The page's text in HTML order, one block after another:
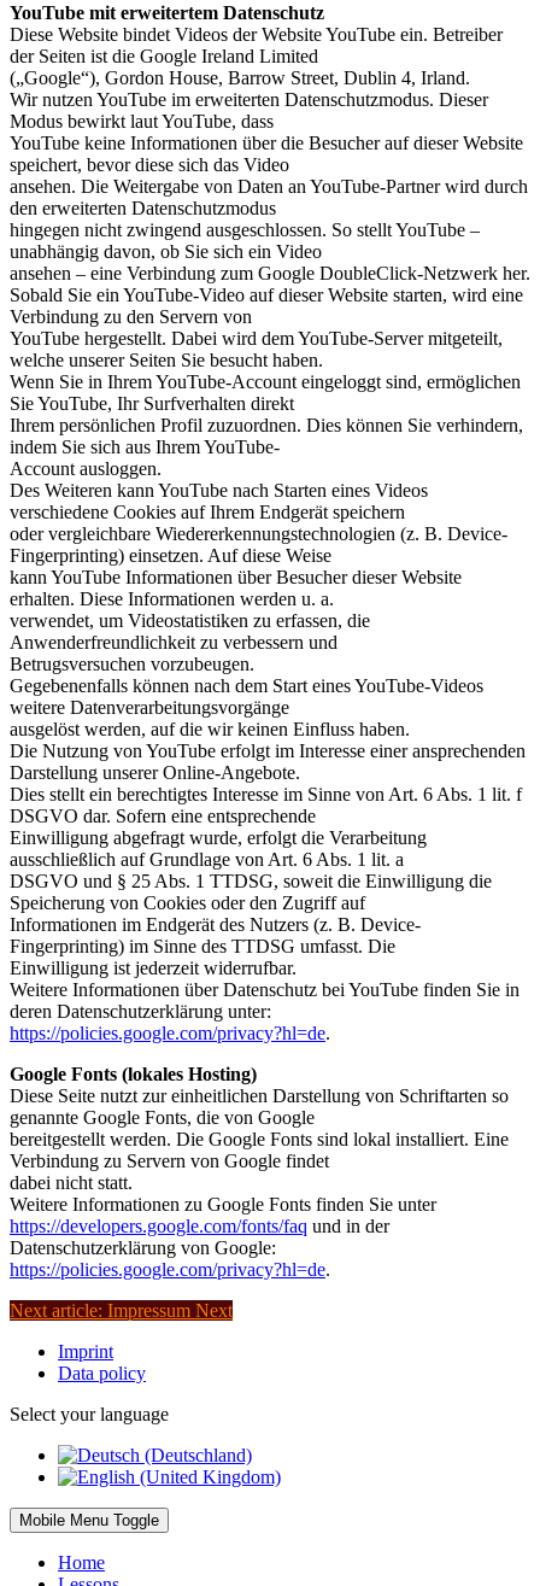
YouTube mit erweitertem Datenschutz
Diese Website bindet Videos der Website YouTube ein. Betreiber
der Seiten ist die Google Ireland Limited
(„Google“), Gordon House, Barrow Street, Dublin 4, Irland.
Wir nutzen YouTube im erweiterten Datenschutzmodus. Dieser
Modus bewirkt laut YouTube, dass
YouTube keine Informationen über die Besucher auf dieser Website
speichert, bevor diese sich das Video
ansehen. Die Weitergabe von Daten an YouTube-Partner wird durch
den erweiterten Datenschutzmodus
hingegen nicht zwingend ausgeschlossen. So stellt YouTube –
unabhängig davon, ob Sie sich ein Video
ansehen – eine Verbindung zum Google DoubleClick-Netzwerk her.
Sobald Sie ein YouTube-Video auf dieser Website starten, wird eine
Verbindung zu den Servern von
YouTube hergestellt. Dabei wird dem YouTube-Server mitgeteilt,
welche unserer Seiten Sie besucht haben.
Wenn Sie in Ihrem YouTube-Account eingeloggt sind, ermöglichen
Sie YouTube, Ihr Surfverhalten direkt
Ihrem persönlichen Profil zuzuordnen. Dies können Sie verhindern,
indem Sie sich aus Ihrem YouTube-
Account ausloggen.
Des Weiteren kann YouTube nach Starten eines Videos
verschiedene Cookies auf Ihrem Endgerät speichern
oder vergleichbare Wiedererkennungstechnologien (z. B. Device-
Fingerprinting) einsetzen. Auf diese Weise
kann YouTube Informationen über Besucher dieser Website
erhalten. Diese Informationen werden u. a.
verwendet, um Videostatistiken zu erfassen, die
Anwenderfreundlichkeit zu verbessern und
Betrugsversuchen vorzubeugen.
Gegebenenfalls können nach dem Start eines YouTube-Videos
weitere Datenverarbeitungsvorgänge
ausgelöst werden, auf die wir keinen Einfluss haben.
Die Nutzung von YouTube erfolgt im Interesse einer ansprechenden
Darstellung unserer Online-Angebote.
Dies stellt ein berechtigtes Interesse im Sinne von Art. 6 Abs. 1 lit. f
DSGVO dar. Sofern eine entsprechende
Einwilligung abgefragt wurde, erfolgt die Verarbeitung
ausschließlich auf Grundlage von Art. 6 Abs. 1 lit. a
DSGVO und § 25 Abs. 1 TTDSG, soweit die Einwilligung die
Speicherung von Cookies oder den Zugriff auf
Informationen im Endgerät des Nutzers (z. B. Device-
Fingerprinting) im Sinne des TTDSG umfasst. Die
Einwilligung ist jederzeit widerrufbar.
Weitere Informationen über Datenschutz bei YouTube finden Sie in
deren Datenschutzerklärung unter:
https://policies.google.com/privacy?hl=de.
Google Fonts (lokales Hosting)
Diese Seite nutzt zur einheitlichen Darstellung von Schriftarten so
genannte Google Fonts, die von Google
bereitgestellt werden. Die Google Fonts sind lokal installiert. Eine
Verbindung zu Servern von Google findet
dabei nicht statt.
Weitere Informationen zu Google Fonts finden Sie unter
https://developers.google.com/fonts/faq und in der
Datenschutzerklärung von Google:
https://policies.google.com/privacy?hl=de.
Next article: Impressum Next
Imprint
Data policy
Select your language
Mobile Menu Toggle
Home